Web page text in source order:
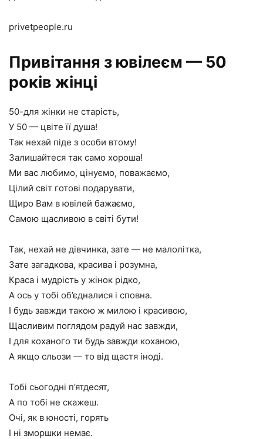
privetpeople.ru
Привітання з ювілеєм — 50
років жінці
50-для жінки не старість,
У 50 — цвіте її душа!
Так нехай піде з особи втому!
Залишайтеся так само хороша!
Ми вас любимо, цінуємо, поважаємо,
Цілий світ готові подарувати,
Щиро Вам в ювілей бажаємо,
Самою щасливою в світі бути!
Так, нехай не дівчинка, зате — не малолітка,
Зате загадкова, красива і розумна,
Краса і мудрість у жінок рідко,
А ось у тобі об’єдналися і сповна.
І будь завжди такою ж милою і красивою,
Щасливим поглядом радуй нас завжди,
І для коханого ти будь завжди коханою,
А якщо сльози — то від щастя іноді.
Тобі сьогодні п’ятдесят,
А по тобі не скажеш.
Очі, як в юності, горять
І ні зморшки немає.